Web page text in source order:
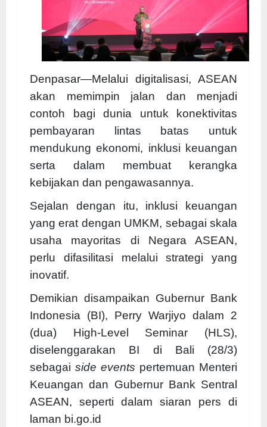
Denpasar—Melalui digitalisasi, ASEAN
akan memimpin jalan dan menjadi
contoh bagi dunia untuk konektivitas
pembayaran lintas batas untuk
mendukung ekonomi, inklusi keuangan
serta dalam membuat kerangka
kebijakan dan pengawasannya.
Sejalan dengan itu, inklusi keuangan
yang erat dengan UMKM, sebagai skala
usaha mayoritas di Negara ASEAN,
perlu difasilitasi melalui strategi yang
inovatif.
Demikian disampaikan Gubernur Bank
Indonesia (BI), Perry Warjiyo dalam 2
(dua) High-Level Seminar (HLS),
diselenggarakan BI di Bali (28/3)
sebagai side events pertemuan Menteri
Keuangan dan Gubernur Bank Sentral
ASEAN, seperti dalam siaran pers di
laman bi.go.id